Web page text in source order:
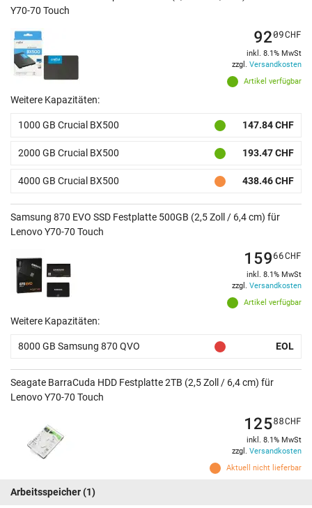
Y70-70 Touch
Artikel verfügbar
9209CHF
inkl. 8.1% MwSt
zzgl. Versandkosten
Weitere Kapazitäten:
1000 GB Crucial BX500 147.84 CHF
2000 GB Crucial BX500 193.47 CHF
4000 GB Crucial BX500 438.46 CHF
Samsung 870 EVO SSD Festplatte 500GB (2,5 Zoll / 6,4 cm) für
Lenovo Y70-70 Touch
Artikel verfügbar
15966CHF
inkl. 8.1% MwSt
zzgl. Versandkosten
Weitere Kapazitäten:
8000 GB Samsung 870 QVO EOL
Seagate BarraCuda HDD Festplatte 2TB (2,5 Zoll / 6,4 cm) für
Lenovo Y70-70 Touch
Aktuell nicht lieferbar
12588CHF
inkl. 8.1% MwSt
zzgl. Versandkosten
Arbeitsspeicher(1)